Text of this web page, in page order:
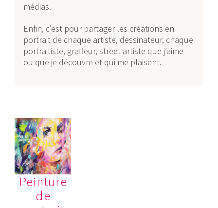
médias.
Enfin, c’est pour partager les créations en
portrait de chaque artiste, dessinateur, chaque
portraitiste, graffeur, street artiste que j’aime
ou que je découvre et qui me plaisent.
Peinture
de